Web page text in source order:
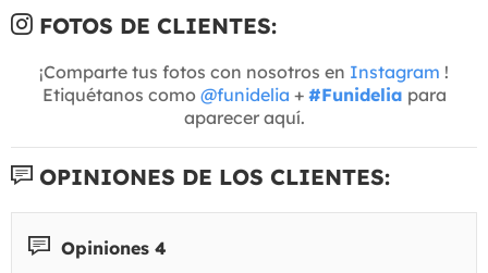
FOTOS DE CLIENTES:
¡Comparte tus fotos con nosotros en Instagram !
Etiquétanos como @funidelia + #Funidelia para
aparecer aquí.
OPINIONES DE LOS CLIENTES:
Opiniones 4